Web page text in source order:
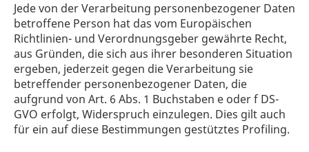
Jede von der Verarbeitung personenbezogener Daten
betroffene Person hat das vom Europäischen
Richtlinien- und Verordnungsgeber gewährte Recht,
aus Gründen, die sich aus ihrer besonderen Situation
ergeben, jederzeit gegen die Verarbeitung sie
betreffender personenbezogener Daten, die
aufgrund von Art. 6 Abs. 1 Buchstaben e oder f DS-
GVO erfolgt, Widerspruch einzulegen. Dies gilt auch
für ein auf diese Bestimmungen gestütztes Profiling.